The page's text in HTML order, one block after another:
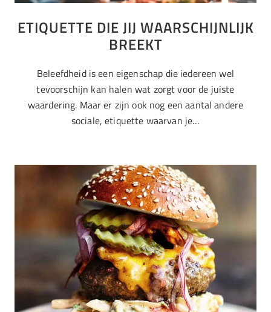
ETIQUETTE DIE JIJ WAARSCHIJNLIJK
BREEKT
Beleefdheid is een eigenschap die iedereen wel
tevoorschijn kan halen wat zorgt voor de juiste
waardering. Maar er zijn ook nog een aantal andere
sociale, etiquette waarvan je…